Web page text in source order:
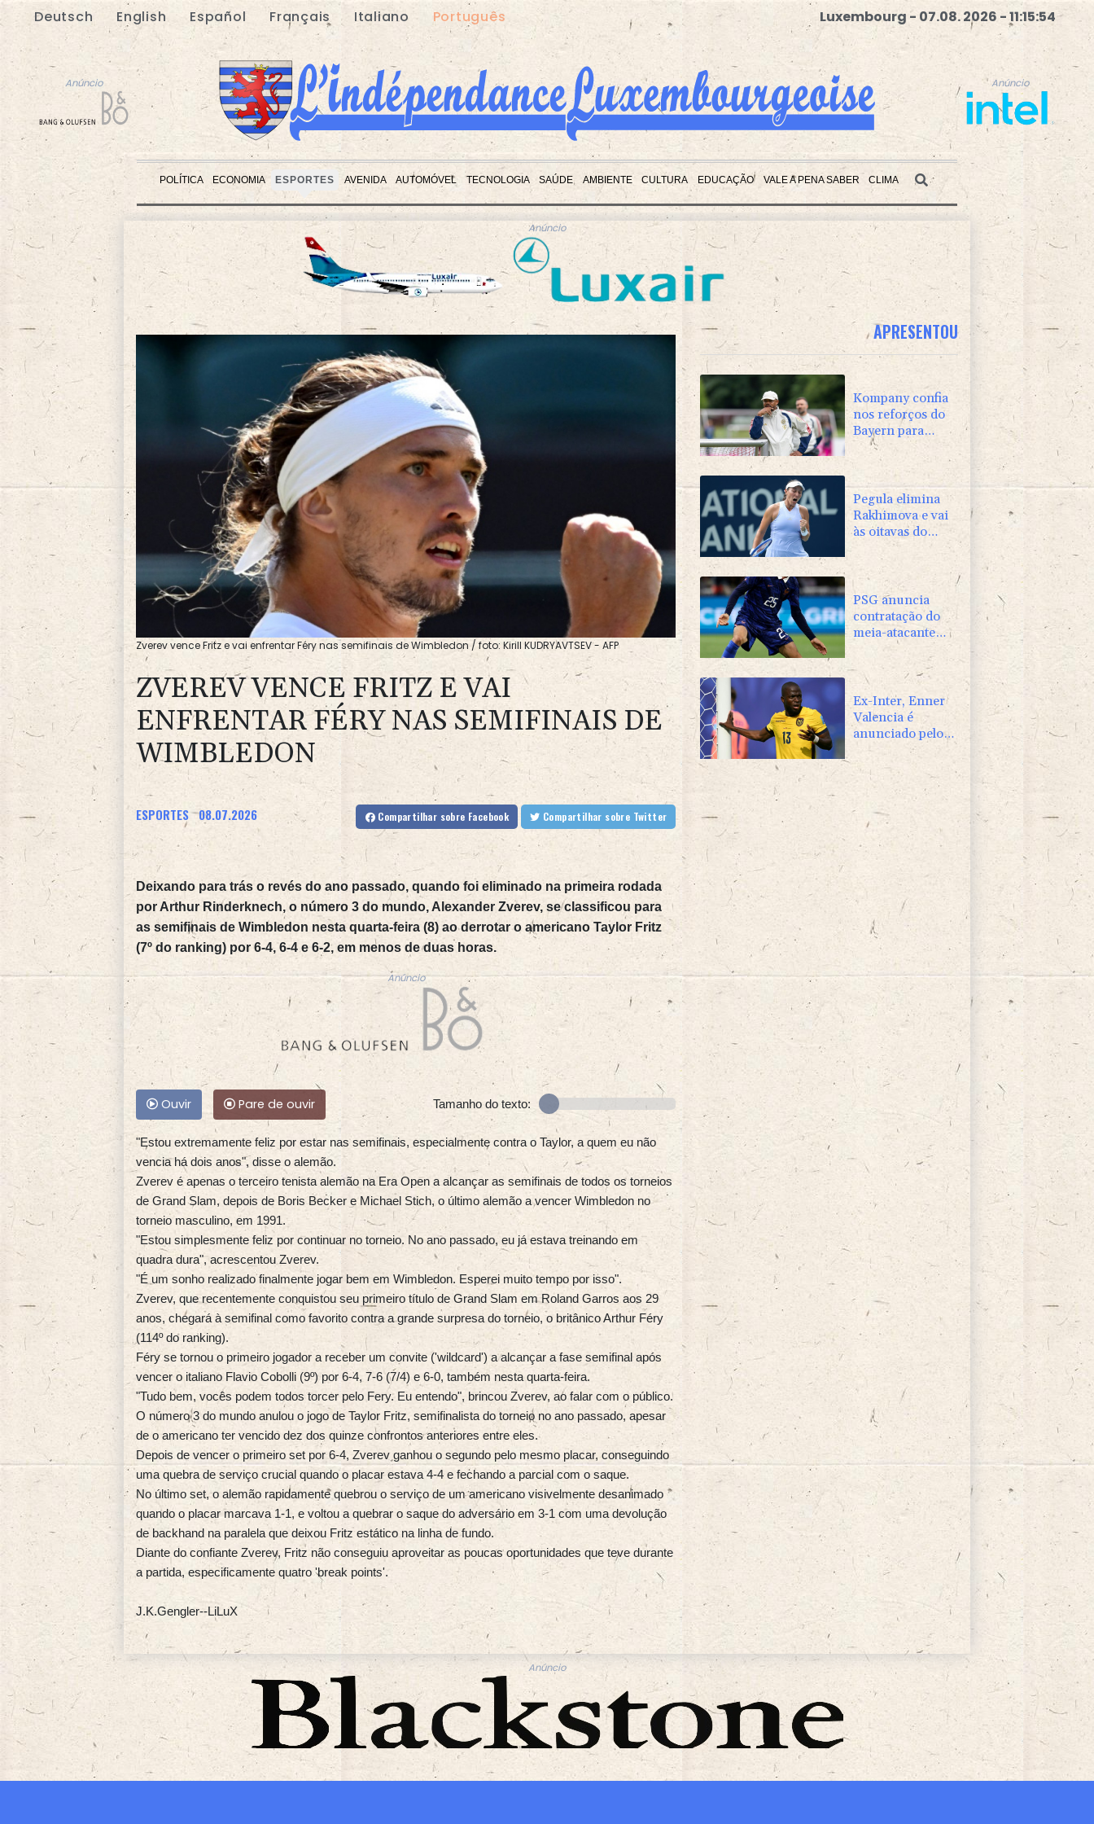
Deutsch English Español Français Italiano Português Luxembourg - 07.08. 2026 - 11:15:55
Anúncio Anúncio
POLÍTICA ECONOMIA ESPORTES AVENIDA AUTOMÓVEL TECNOLOGIA SAÚDE AMBIENTE CULTURA EDUCAÇÃO VALE A PENA SABER CLIMA
Anúncio
Anúncio
Zverev vence Fritz e vai enfrentar Féry nas semifinais de Wimbledon / foto: Kirill KUDRYAVTSEV - AFP
ZVEREV VENCE FRITZ E VAI
ENFRENTAR FÉRY NAS SEMIFINAIS DE
WIMBLEDON
ESPORTES 08.07.2026 Compartilhar sobre Facebook Compartilhar sobre Twitter
Deixando para trás o revés do ano passado, quando foi eliminado na primeira rodada
por Arthur Rinderknech, o número 3 do mundo, Alexander Zverev, se classificou para
as semifinais de Wimbledon nesta quarta-feira (8) ao derrotar o americano Taylor Fritz
(7º do ranking) por 6-4, 6-4 e 6-2, em menos de duas horas.
Anúncio
Ouvir Pare de ouvir Tamanho do texto:
"Estou extremamente feliz por estar nas semifinais, especialmente contra o Taylor, a quem eu não
vencia há dois anos", disse o alemão.
Zverev é apenas o terceiro tenista alemão na Era Open a alcançar as semifinais de todos os torneios
de Grand Slam, depois de Boris Becker e Michael Stich, o último alemão a vencer Wimbledon no
torneio masculino, em 1991.
"Estou simplesmente feliz por continuar no torneio. No ano passado, eu já estava treinando em
quadra dura", acrescentou Zverev.
"É um sonho realizado finalmente jogar bem em Wimbledon. Esperei muito tempo por isso".
Zverev, que recentemente conquistou seu primeiro título de Grand Slam em Roland Garros aos 29
anos, chegará à semifinal como favorito contra a grande surpresa do torneio, o britânico Arthur Féry
(114º do ranking).
Féry se tornou o primeiro jogador a receber um convite ('wildcard') a alcançar a fase semifinal após
vencer o italiano Flavio Cobolli (9º) por 6-4, 7-6 (7/4) e 6-0, também nesta quarta-feira.
"Tudo bem, vocês podem todos torcer pelo Fery. Eu entendo", brincou Zverev, ao falar com o público.
O número 3 do mundo anulou o jogo de Taylor Fritz, semifinalista do torneio no ano passado, apesar
de o americano ter vencido dez dos quinze confrontos anteriores entre eles.
Depois de vencer o primeiro set por 6-4, Zverev ganhou o segundo pelo mesmo placar, conseguindo
uma quebra de serviço crucial quando o placar estava 4-4 e fechando a parcial com o saque.
No último set, o alemão rapidamente quebrou o serviço de um americano visivelmente desanimado
quando o placar marcava 1-1, e voltou a quebrar o saque do adversário em 3-1 com uma devolução
de backhand na paralela que deixou Fritz estático na linha de fundo.
Diante do confiante Zverev, Fritz não conseguiu aproveitar as poucas oportunidades que teve durante
a partida, especificamente quatro 'break points'.
J.K.Gengler--LiLuX
APRESENTOU
Kompany confia
nos reforços do
Bayern para
conquistar a
Champions
Pegula elimina
Rakhimova e vai
às oitavas do
WTA 1000 de
Toronto
PSG anuncia
contratação do
meia-atacante
Maghnes
Akliouche
Ex-Inter, Enner
Valencia é
anunciado pelo
Boca Juniors
Anúncio